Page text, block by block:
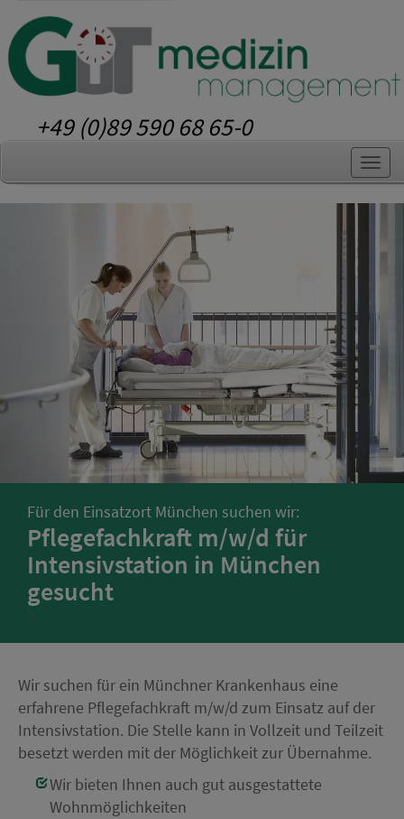
+49 (0)89 590 68 65-0
Für den Einsatzort München suchen wir:
Pflegefachkraft m/w/d für
Intensivstation in München
gesucht
';
Wir suchen für ein Münchner Krankenhaus eine
erfahrene Pflegefachkraft m/w/d zum Einsatz auf der
Intensivstation. Die Stelle kann in Vollzeit und Teilzeit
besetzt werden mit der Möglichkeit zur Übernahme.
Wir bieten Ihnen auch gut ausgestattete
Wohnmöglichkeiten